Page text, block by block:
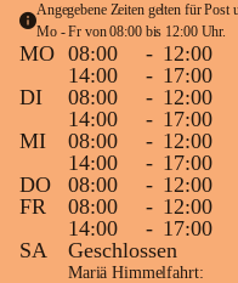
Angegebene Zeiten gelten für Post
Mo - Fr von 08:00 bis 12:00 Uhr.
MO 08:00 - 12:00
14:00
- 17:00
DI
08:00 - 12:00
14:00
- 17:00
MI
08:00 - 12:00
14:00
- 17:00
DO
08:00 - 12:00
FR
08:00 - 12:00
14:00
- 17:00
SA
Geschlossen
Mariä Himmelfahrt: